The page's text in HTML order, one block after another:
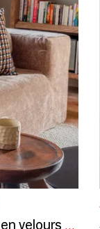
MALOON - Housse de coussin en velours 30x60cm